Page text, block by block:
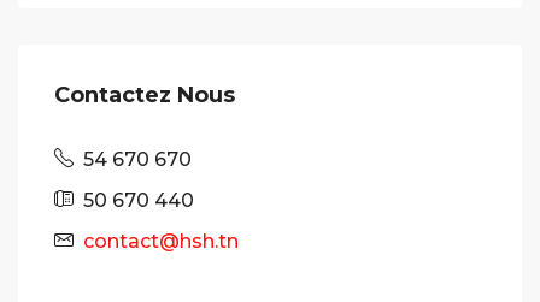
Contactez Nous
54 670 670
50 670 440
contact@hsh.tn